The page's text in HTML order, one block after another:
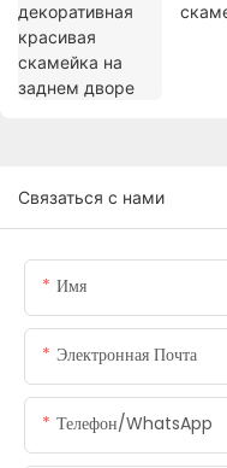
Связаться с нами
Имя
Электронная Почта
Телефон/WhatsApp